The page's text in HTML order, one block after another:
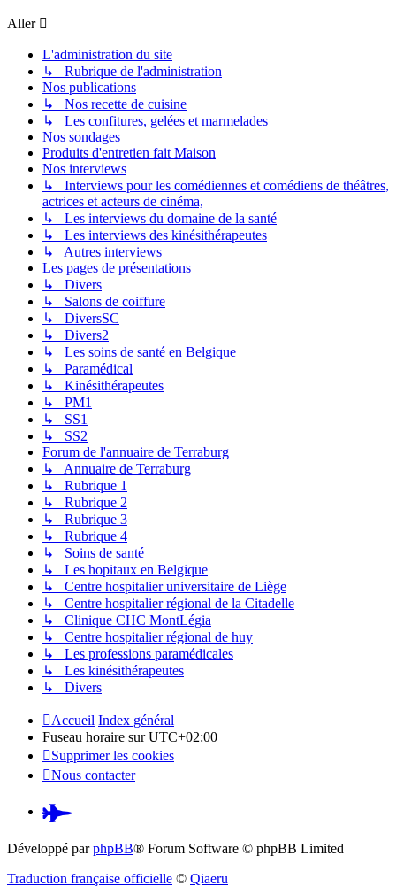
Aller
L'administration du site
↳ Rubrique de l'administration
Nos publications
↳ Nos recette de cuisine
↳ Les confitures, gelées et marmelades
Nos sondages
Produits d'entretien fait Maison
Nos interviews
↳ Interviews pour les comédiennes et comédiens de théâtres,
actrices et acteurs de cinéma,
↳ Les interviews du domaine de la santé
↳ Les interviews des kinésithérapeutes
↳ Autres interviews
Les pages de présentations
↳ Divers
↳ Salons de coiffure
↳ DiversSC
↳ Divers2
↳ Les soins de santé en Belgique
↳ Paramédical
↳ Kinésithérapeutes
↳ PM1
↳ SS1
↳ SS2
Forum de l'annuaire de Terraburg
↳ Annuaire de Terraburg
↳ Rubrique 1
↳ Rubrique 2
↳ Rubrique 3
↳ Rubrique 4
↳ Soins de santé
↳ Les hopitaux en Belgique
↳ Centre hospitalier universitaire de Liège
↳ Centre hospitalier régional de la Citadelle
↳ Clinique CHC MontLégia
↳ Centre hospitalier régional de huy
↳ Les professions paramédicales
↳ Les kinésithérapeutes
↳ Divers
Accueil Index général
Fuseau horaire surUTC+02:00
Supprimer les cookies
Nous contacter
Pardus.at
(S’ouvre
Développé parphpBB® Forum Software © phpBB Limited
Traduction française officielle © Qiaeru